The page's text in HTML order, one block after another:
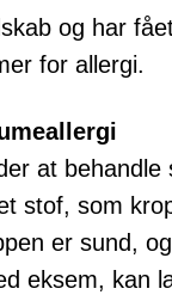
og har
for allergi.
at
stof, som
er sund,
eksem, kan